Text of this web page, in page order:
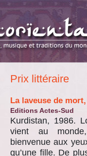
Prix littéraire
La laveuse de
Editions Actes-Sud
Kurdistan, 1986.
vient au
bienvenue aux
qu’une ﬁlle. De